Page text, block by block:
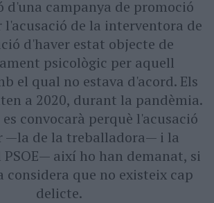
d'una campanya de promoció
de la interventora de
d'haver estat objecte de
psicològic per aquell
el qual no estava d'acord. Els
a 2020, durant la pandèmia.
convocarà perquè l'acusació
—la de la treballadora— i la
així ho han demanat, si
considera que no existeix cap
delicte.